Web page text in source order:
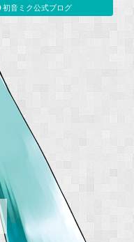
初音ミク公式ブログ